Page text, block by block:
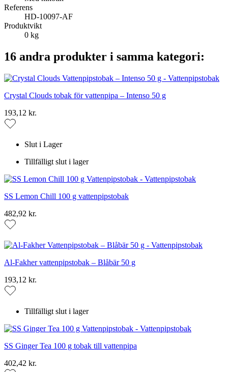
Referens
HD-10097-AF
Produktvikt
0 kg
16 andra produkter i samma kategori:
Crystal Clouds tobak för vattenpipa – Intenso 50 g
193,12 kr.
Slut i Lager
Tillfälligt slut i lager
SS Lemon Chill 100 g vattenpipstobak
482,92 kr.
Al-Fakher vattenpipstobak – Blåbär 50 g
193,12 kr.
Tillfälligt slut i lager
SS Ginger Tea 100 g tobak till vattenpipa
402,42 kr.